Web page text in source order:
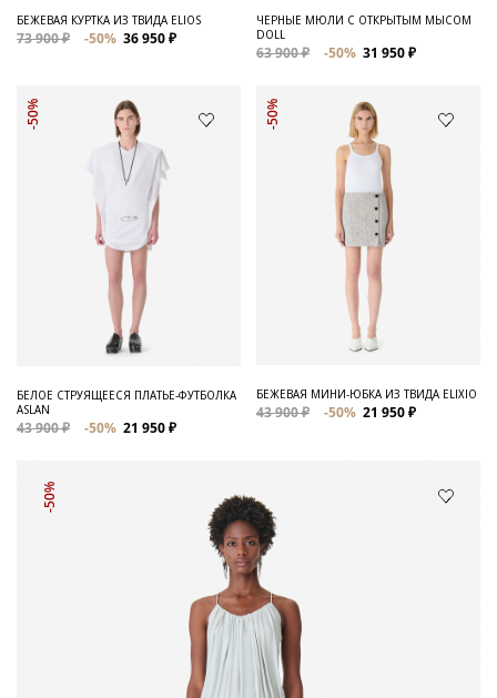
Распродажа
Для нее
БЕЖЕВАЯ КУРТКА ИЗ ТВИДА ELIOS
73 900 ₽ -50% 36 950 ₽
ЧЕРНЫЕ МЮЛИ С ОТКРЫТЫМ МЫСОМ
DOLL
63 900 ₽ -50% 31 950 ₽
-50%
БЕЛОЕ СТРУЯЩЕЕСЯ ПЛАТЬЕ-ФУТБОЛКА
ASLAN
43 900 ₽ -50% 21 950 ₽
-50%
БЕЖЕВАЯ МИНИ-ЮБКА ИЗ ТВИДА ELIXIO
43 900 ₽ -50% 21 950 ₽
-50%